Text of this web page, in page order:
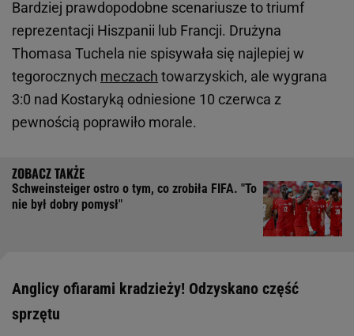
Bardziej prawdopodobne scenariusze to triumf
reprezentacji Hiszpanii lub Francji. Drużyna
Thomasa Tuchela nie spisywała się najlepiej w
tegorocznych meczach towarzyskich, ale wygrana
3:0 nad Kostaryką odniesione 10 czerwca z
pewnością poprawiło morale.
Schweinsteiger ostro o tym, co zrobiła FIFA. "To
nie był dobry pomysł"
Anglicy ofiarami kradzieży! Odzyskano część
sprzętu